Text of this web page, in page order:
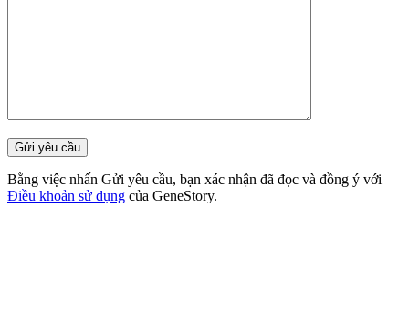
Bằng việc nhấn Gửi yêu cầu, bạn xác nhận đã đọc và đồng ý với
Điều khoản sử dụng của GeneStory.